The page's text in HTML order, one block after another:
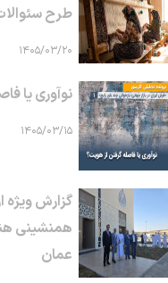
طرح
۱۴۰۵/۰۳/۲۰
نوآوری یا
۱۴۰۵/۰۳/۱۵
گزارش ویژه
همنشینی
عمان